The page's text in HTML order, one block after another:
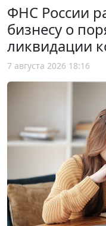
ФНС России
бизнесу о
ликвидации
7 августа 2026 18:16